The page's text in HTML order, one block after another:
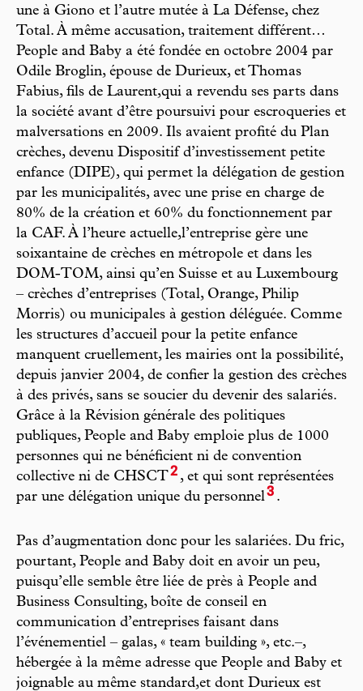
une à Giono et l’autre mutée à La Défense, chez
Total. À même accusation, traitement différent…
People and Baby a été fondée en octobre 2004 par
Odile Broglin, épouse de Durieux, et Thomas
Fabius, fils de Laurent,qui a revendu ses parts dans
la société avant d’être poursuivi pour escroqueries et
malversations en 2009. Ils avaient profité du Plan
crèches, devenu Dispositif d’investissement petite
enfance (DIPE), qui permet la délégation de gestion
par les municipalités, avec une prise en charge de
80% de la création et 60% du fonctionnement par
la CAF. À l’heure actuelle,l’entreprise gère une
soixantaine de crèches en métropole et dans les
DOM-TOM, ainsi qu’en Suisse et au Luxembourg
– crèches d’entreprises (Total, Orange, Philip
Morris) ou municipales à gestion déléguée. Comme
les structures d’accueil pour la petite enfance
manquent cruellement, les mairies ont la possibilité,
depuis janvier 2004, de confier la gestion des crèches
à des privés, sans se soucier du devenir des salariés.
Grâce à la Révision générale des politiques
publiques, People and Baby emploie plus de 1000
personnes qui ne bénéficient ni de convention
collective ni de CHSCT 2 , et qui sont représentées
par une délégation unique du personnel3 .
Pas d’augmentation donc pour les salariées. Du fric,
pourtant, People and Baby doit en avoir un peu,
puisqu’elle semble être liée de près à People and
Business Consulting, boîte de conseil en
communication d’entreprises faisant dans
l’événementiel – galas, « team building », etc.–,
hébergée à la même adresse que People and Baby et
joignable au même standard,et dont Durieux est